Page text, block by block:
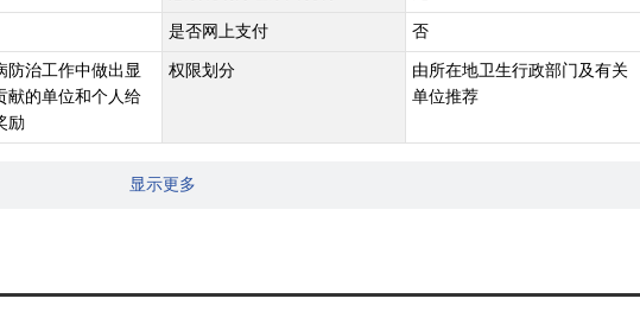
是否网上支付 否
防治工作中做出显
献的单位和个人给
励
权限划分
由所在地卫生行政部门及有关
单位推荐
显示更多